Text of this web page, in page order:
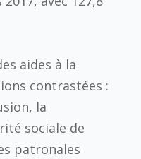
aides à la
contrastées :
la
sociale de
patronales